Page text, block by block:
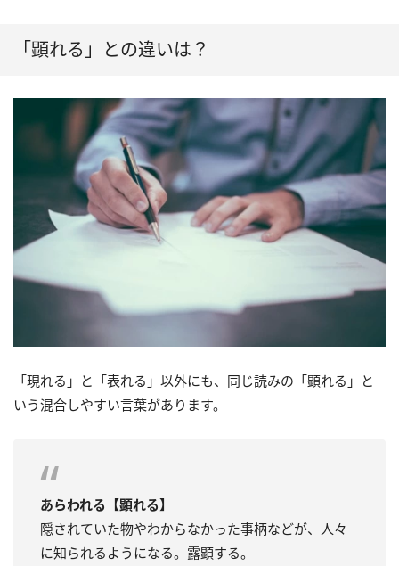
「顕れる」との違いは？
「現れる」と「表れる」以外にも、同じ読みの「顕れる」と
いう混合しやすい言葉があります。
あらわれる【顕れる】
隠されていた物やわからなかった事柄などが、人々
に知られるようになる。露顕する。